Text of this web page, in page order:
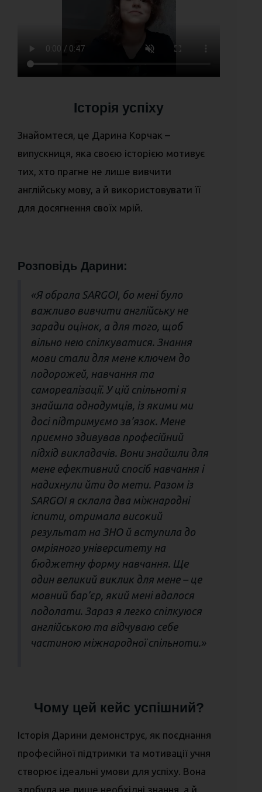
Історія успіху
Знайомтеся, це Дарина Корчак –
випускниця, яка своєю історією мотивує
тих, хто прагне не лише вивчити
англійську мову, а й використовувати її
для досягнення своїх мрій.
Розповідь Дарини:
«Я обрала SARGOI, бо мені було
важливо вивчити англійську не
заради оцінок, а для того, щоб
вільно нею спілкуватися. Знання
мови стали для мене ключем до
подорожей, навчання та
самореалізації. У цій спільноті я
знайшла однодумців, із якими ми
досі підтримуємо зв’язок. Мене
приємно здивував професійний
підхід викладачів. Вони знайшли для
мене ефективний спосіб навчання і
надихнули йти до мети. Разом із
SARGOI я склала два міжнародні
іспити, отримала високий
результат на ЗНО й вступила до
омріяного університету на
бюджетну форму навчання. Ще
один великий виклик для мене – це
мовний бар’єр, який мені вдалося
подолати. Зараз я легко спілкуюся
англійською та відчуваю себе
частиною міжнародної спільноти.»
Чому цей кейс успішний?
Історія Дарини демонструє, як поєднання
професійної підтримки та мотивації учня
створює ідеальні умови для успіху. Вона
здобула не лише необхідні знання, а й